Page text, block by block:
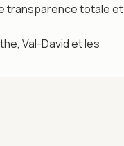
transparence totale et
Val-David et les